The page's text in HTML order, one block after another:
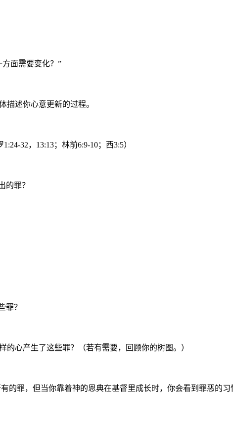
面需要变化？”
描述你心意更新的过程。
1:24-32， 13:13；林前6:9-10；西3:5）
的罪？
罪？
的心产生了这些罪？（若有需要，回顾你的树图。）
的罪，但当你靠着神的恩典在基督里成长时，你会看到罪恶的